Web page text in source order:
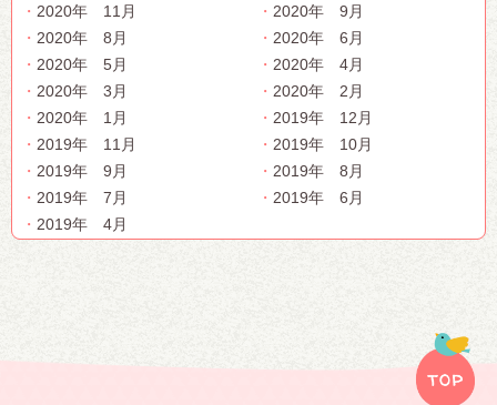
2020年 11月
2020年 9月
2020年 8月
2020年 6月
2020年 5月
2020年 4月
2020年 3月
2020年 2月
2020年 1月
2019年 12月
2019年 11月
2019年 10月
2019年 9月
2019年 8月
2019年 7月
2019年 6月
2019年 4月